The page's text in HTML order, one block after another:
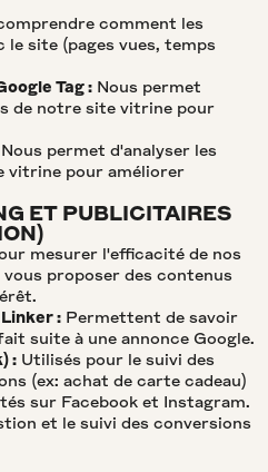
comment les
site (pages vues, temps
Tag : Nous permet
de notre site vitrine pour
Nous permet d'analyser les
vitrine pour améliorer
ET PUBLICITAIRES
mesurer l'efficacité de nos
proposer des contenus
: Permettent de savoir
suite à une annonce Google.
: Utilisés pour le suivi des
(ex: achat de carte cadeau)
sur Facebook et Instagram.
et le suivi des conversions